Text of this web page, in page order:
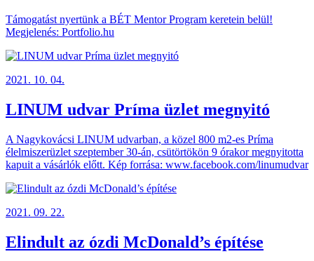
Támogatást nyertünk a BÉT Mentor Program keretein belül!
Megjelenés: Portfolio.hu
2021. 10. 04.
LINUM udvar Príma üzlet megnyitó
A Nagykovácsi LINUM udvarban, a közel 800 m2-es Príma
élelmiszerüzlet szeptember 30-án, csütörtökön 9 órakor megnyitotta
kapuit a vásárlók előtt. Kép forrása: www.facebook.com/linumudvar
2021. 09. 22.
Elindult az ózdi McDonald’s építése